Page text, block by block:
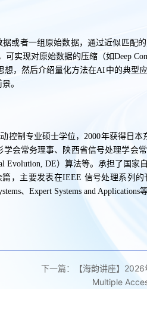
或者一组原始数据，通过近似匹配
实现对原始数据的压缩（如Deep
，然后介绍量化方法在AI中的典型
。
制专业硕士学位，2000年获得日本
会常务理事、陕西省信号处理学会
DE）算法等。承担了国家
，主要发表在IEEE 信号处理系列
、Expert Systems and Applications
下一篇：
【海韵讲座】
Multiple